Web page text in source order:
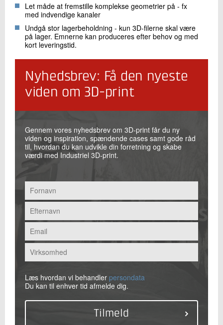
Let måde at fremstille komplekse geometrier på - fx
med indvendige kanaler
Undgå stor lagerbeholdning - kun 3D-filerne skal være
på lager. Emnerne kan produceres efter behov og med
kort leveringstid.
Nyhedsbrev: Få den nyeste
viden om 3D-print
Gennem vores nyhedsbrev om 3D-print får du ny
viden og inspiration, spændende cases samt gode råd
til, hvordan du kan udvikle din forretning og skabe
værdi med Industriel 3D-print.
Læs hvordan vi behandler persondata
Du kan til enhver tid afmelde dig.